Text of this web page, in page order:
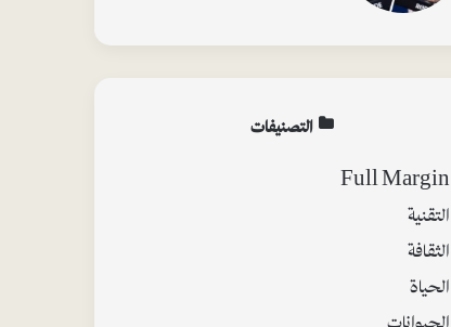
التصنيفات
Full Margin
التقنية
الثقافة
الحياة